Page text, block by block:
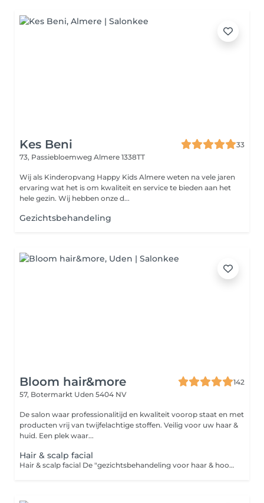
Kes Beni
33
73, Passiebloemweg Almere 1338TT
Wij als Kinderopvang Happy Kids Almere weten na vele jaren
ervaring wat het is om kwaliteit en service te bieden aan het
hele gezin. Wij hebben onze d...
Gezichtsbehandeling
Bloom hair&more
142
57, Botermarkt Uden 5404 NV
De salon waar professionalitijd en kwaliteit voorop staat en met
producten vrij van twijfelachtige stoffen. Veilig voor uw haar &
huid. Een plek waar...
Hair & scalp facial
Hair & scalp facial De "gezichtsbehandeling voor haar & hoofdhuid" Net als een traditionele gezichtsbehandeling omvat deze service een grondige reiniging, exfoliatie en hydratatie van de hoofdhuid om overtollige oliën, dode huidcellen en productopbouw te verwijderen. Samen met een rustgevende massage om de bloedcirculatie te verbeteren voor een optimale productopname en ontspanning. De voordelen van een High-End hair & scalp behandeling; Een luxe hoofdhuid behandeling is niet alleen over verwennerij. Het is een slimme zet voor de gezondheid van je haar en hoofdhuid. Deze verouderd namelijk 6x sneller dan de huid van je gezicht. Regelmatige behandelingen kunnen een merkbaar verschil maken, vooral als u te maken heeft met opbouw van polution, droogheid, overmatig talgproductie, Psoriasis, roos, overgevoeligheid, haarpijn Eczeem en andere hoofdhuidproblemen. Reserveer hier je ontspanningsmoment voor een betere haargroei & gezonde hoofdhuid. Inclusief het drogen van het haar. Uw haar volledig in model laten föhnen? Kies naast deze behandeling de optie stylen en kies voor föhnen en de lengte van uw haar.